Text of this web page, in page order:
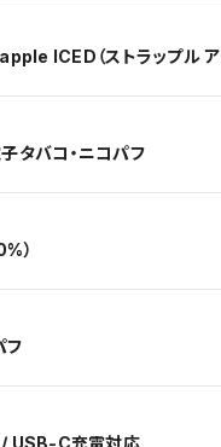
ICED（ストラップル ア
タバコ・ニコパフ
）
USB-C充電対応